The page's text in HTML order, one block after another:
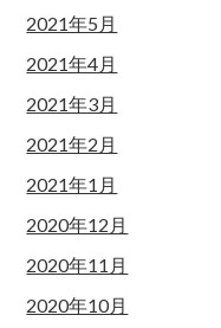
2021年5月
2021年4月
2021年3月
2021年2月
2021年1月
2020年12月
2020年11月
2020年10月